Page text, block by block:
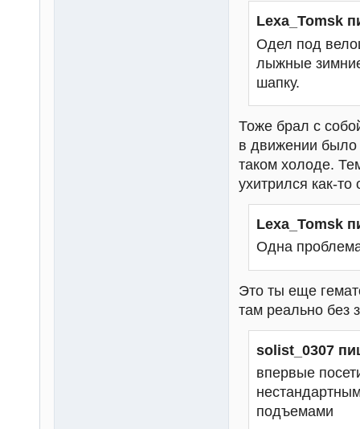
Lexa_Tomsk
Одел под
лыжные
шапку.
Тоже брал с
в движении было
таком холоде.
ухитрился как-то
Lexa_Tomsk
Одна
Это ты еще
там реально без
solist_0307
впервые
подъемами